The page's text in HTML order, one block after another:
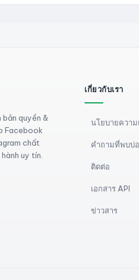
quyền &
Facebook
chất
uy tín.
เกี่ยวกับเรา
นโยบายควา
คำถามที่พบบ่
ติดต่อ
เอกสาร API
ข่าวสาร